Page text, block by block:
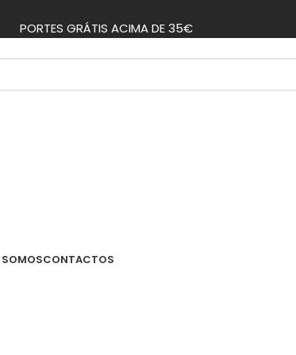
PORTES GRÁTIS ACIMA DE 35€
SOMOSCONTACTOS